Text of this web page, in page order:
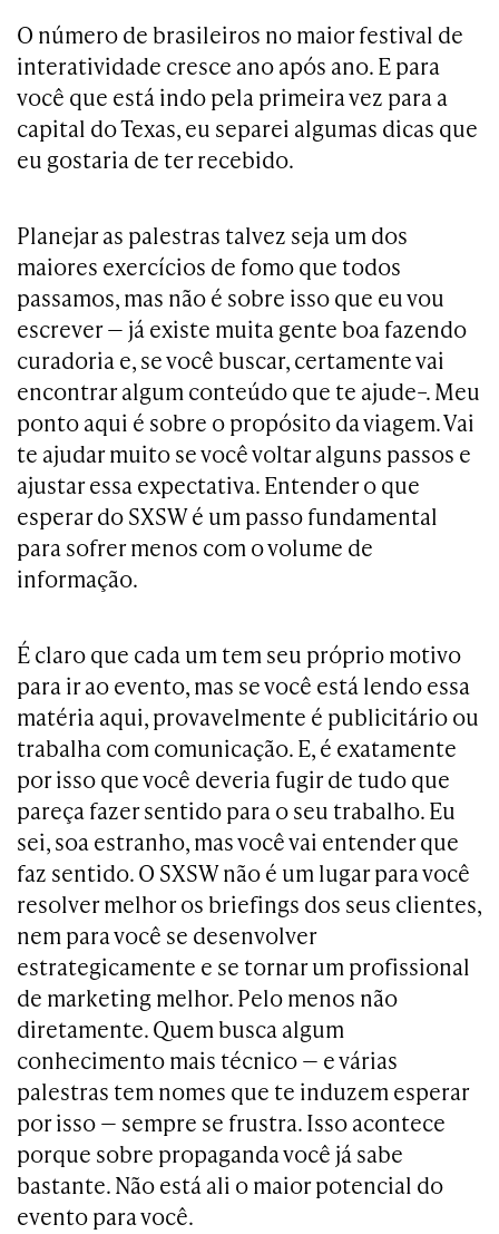
O número de brasileiros no maior festival de
interatividade cresce ano após ano. E para
você que está indo pela primeira vez para a
capital do Texas, eu separei algumas dicas que
eu gostaria de ter recebido.
Planejar as palestras talvez seja um dos
maiores exercícios de fomo que todos
passamos, mas não é sobre isso que eu vou
escrever — já existe muita gente boa fazendo
curadoria e, se você buscar, certamente vai
encontrar algum conteúdo que te ajude–. Meu
ponto aqui é sobre o propósito da viagem. Vai
te ajudar muito se você voltar alguns passos e
ajustar essa expectativa. Entender o que
esperar do SXSW é um passo fundamental
para sofrer menos com o volume de
informação.
É claro que cada um tem seu próprio motivo
para ir ao evento, mas se você está lendo essa
matéria aqui, provavelmente é publicitário ou
trabalha com comunicação. E, é exatamente
por isso que você deveria fugir de tudo que
pareça fazer sentido para o seu trabalho. Eu
sei, soa estranho, mas você vai entender que
faz sentido. O SXSW não é um lugar para você
resolver melhor os briefings dos seus clientes,
nem para você se desenvolver
estrategicamente e se tornar um profissional
de marketing melhor. Pelo menos não
diretamente. Quem busca algum
conhecimento mais técnico — e várias
palestras tem nomes que te induzem esperar
por isso — sempre se frustra. Isso acontece
porque sobre propaganda você já sabe
bastante. Não está ali o maior potencial do
evento para você.